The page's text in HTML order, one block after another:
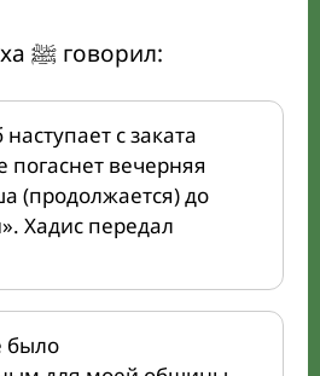
Посланник Аллаха ﷺ говорил:
с заката
погаснет вечерняя
(продолжается) до
Хадис передал
было